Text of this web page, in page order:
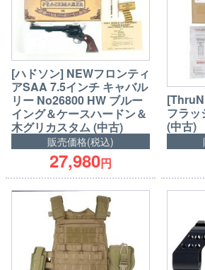
[ハドソン] NEWフロンティ
アSAA 7.5インチ キャバル
リー No26800 HW ブルー
イング＆ケースハードン＆
木グリカスタム (中古)
販売価格(税込)
27,980円
フラッ
(中古)